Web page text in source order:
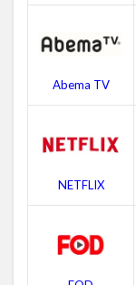
向
こ
に
の
品
情
4.1
空の
向こ
Abema TV
NETFLIX